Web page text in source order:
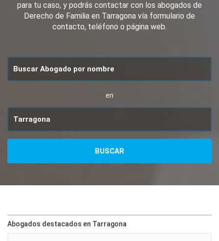
para tu caso, y podrás contactar con los abogados de
Derecho de Familia en Tarragona vía formulario de
contacto, teléfono o página web.
en
Abogados destacados en Tarragona